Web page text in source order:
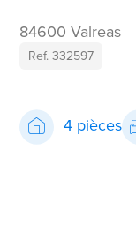
84600 Valreas
Ref. 332597
4 pièces